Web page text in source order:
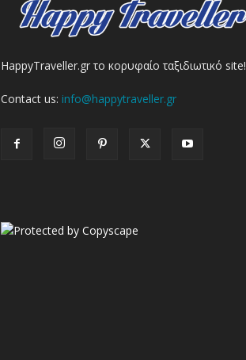
HappyTraveller.gr το κορυφαίο ταξιδιωτικό site!
Contact us: info@happytraveller.gr